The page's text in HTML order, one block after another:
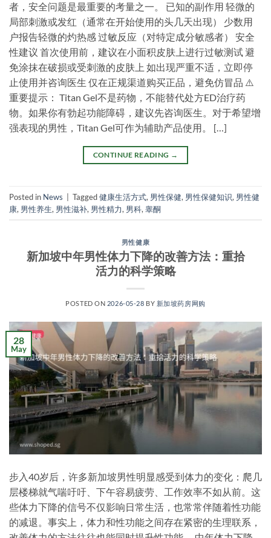
者，安全问题是最重要的考量之一。 已知的副作用 轻微的
局部刺激或发红（通常在开始使用的头几天出现） 少数用
户报告轻微的灼热感 过敏反应（对特定成分敏感者） 安全
性建议 首次使用前，建议在小面积皮肤上进行过敏测试 避
免涂抹在破损或受刺激的皮肤上 如出现严重不适，立即停
止使用并咨询医生 仅在正规渠道购买正品，避免仿冒品 ⚠️
重要提示： Titan Gel不是药物，不能替代处方ED治疗药
物。如果你有勃起功能障碍，建议先咨询医生。对于希望增
强表现的男性，Titan Gel可作为辅助产品使用。 […]
CONTINUE READING →
Posted in News | Tagged健康生活方式, 男性保健, 男性保健知识, 男性健
康, 男性养生, 男性滋补, 男性精力, 男科, 睾酮
男性健康
新加坡中年男性体力下降的改善方法：重拾
活力的科学策略
POSTED ON 2026-05-28 BY 新加坡药房网购
28
May
步入40岁后，许多新加坡男性明显感受到体力的变化：爬几
层楼梯就气喘吁吁、下午容易疲劳、工作效率不如从前。这
些体力下降的信号不仅影响日常生活，也常常伴随着性功能
的减退。事实上，体力和性功能之间存在紧密的生理联系，